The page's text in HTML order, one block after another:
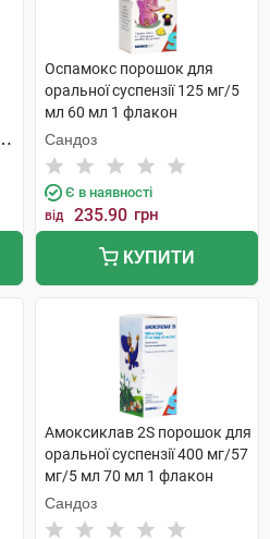
Оспамокс порошок для
оральної суспензії 125 мг/5
мл 60 мл 1 флакон
Сандоз
Є в наявності
від 235.90 грн
КУПИТИ
Амоксиклав 2S порошок для
оральної суспензії 400 мг/57
мг/5 мл 70 мл 1 флакон
Сандоз